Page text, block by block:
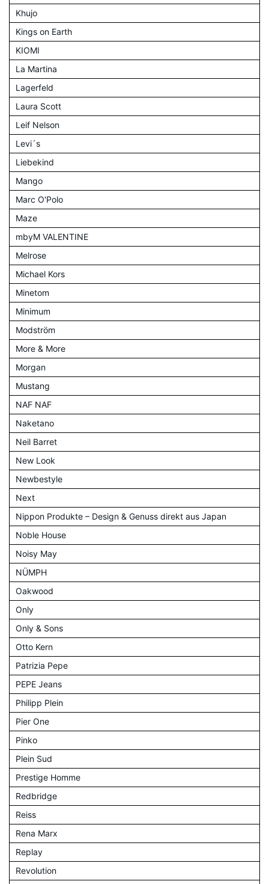
Khujo
Kings on Earth
KIOMI
La Martina
Lagerfeld
Laura Scott
Leif Nelson
Levi´s
Liebekind
Mango
Marc O'Polo
Maze
mbyM VALENTINE
Melrose
Michael Kors
Minetom
Minimum
Modström
More & More
Morgan
Mustang
NAF NAF
Naketano
Neil Barret
New Look
Newbestyle
Next
Nippon Produkte – Design & Genuss direkt aus Japan
Noble House
Noisy May
NÜMPH
Oakwood
Only
Only & Sons
Otto Kern
Patrizia Pepe
PEPE Jeans
Philipp Plein
Pier One
Pinko
Plein Sud
Prestige Homme
Redbridge
Reiss
Rena Marx
Replay
Revolution